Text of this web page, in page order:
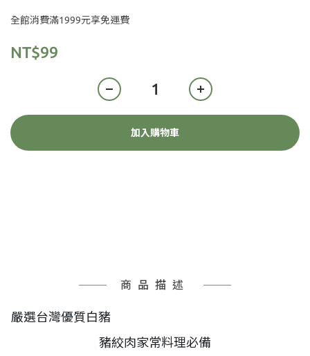
全館消費滿1999元享免運費
NT$99
加入購物車
商品描述
嚴選台灣優質白豬
豬絞肉家常料理必備